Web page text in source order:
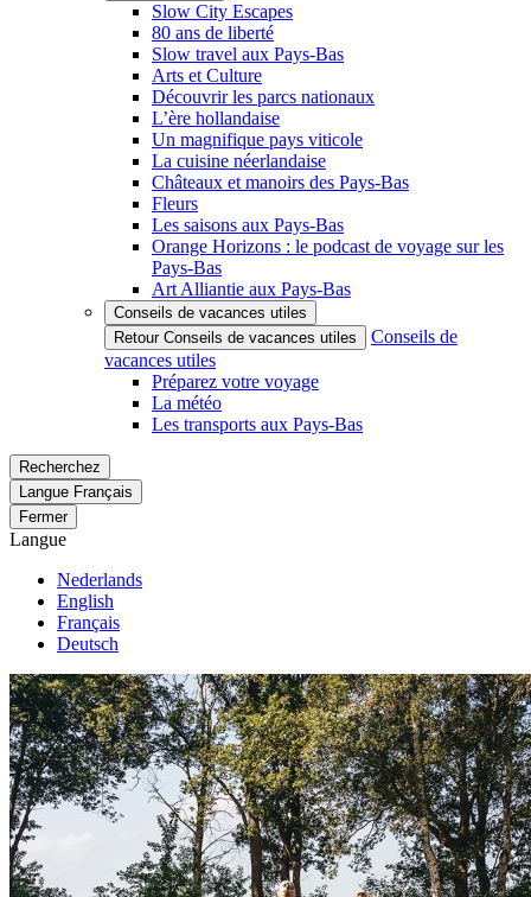
Slow City Escapes
80 ans de liberté
Slow travel aux Pays-Bas
Arts et Culture
Découvrir les parcs nationaux
L’ère hollandaise
Un magnifique pays viticole
La cuisine néerlandaise
Châteaux et manoirs des Pays-Bas
Fleurs
Les saisons aux Pays-Bas
Orange Horizons : le podcast de voyage sur les
Pays-Bas
Art Alliantie aux Pays-Bas
Conseils de vacances utiles
Retour Conseils de vacances utiles
Conseils de
vacances utiles
Préparez votre voyage
La météo
Les transports aux Pays-Bas
Recherchez
Langue Français
Fermer
Langue
Nederlands
English
Français
Deutsch